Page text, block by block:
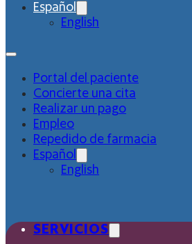
Español
English
Portal del paciente
Concierte una cita
Realizar un pago
Empleo
Repedido de farmacia
Español
English
SERVICIOS